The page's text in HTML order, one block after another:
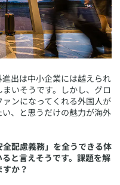
出は中小企業には越えられ
いそうです。しかし、グロ
ンになってくれる外国人が
、と思うだけの魅力が海外
配慮義務」を全うできる体
と言えそうです。課題を解
か？